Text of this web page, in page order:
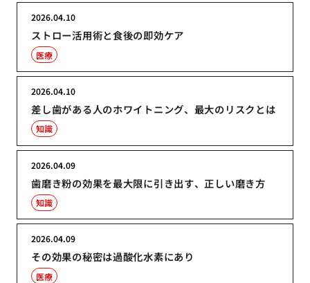
ストロー活用術と食後の即効ケア
2026.04.10
医療
差し歯がある人のホワイトニング、最大のリスクとは
2026.04.10
知識
歯磨き粉の効果を最大限に引き出す、正しい磨き方
2026.04.09
知識
その効果の秘密は過酸化水素にあり
2026.04.09
医療